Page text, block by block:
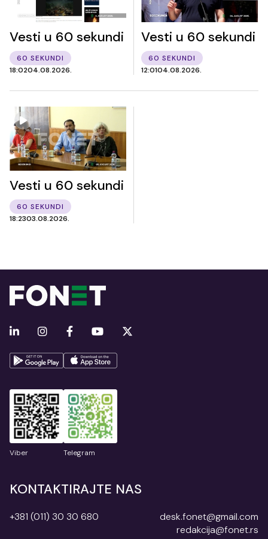
Vesti u 60 sekundi
60 SEKUNDI
18:0204.08.2026.
Vesti u 60 sekundi
60 SEKUNDI
12:0104.08.2026.
Vesti u 60 sekundi
60 SEKUNDI
18:2303.08.2026.
Viber Telegram
KONTAKTIRAJTE NAS
+381 (011) 30 30 680
desk.fonet@gmail.com
redakcija@fonet.rs